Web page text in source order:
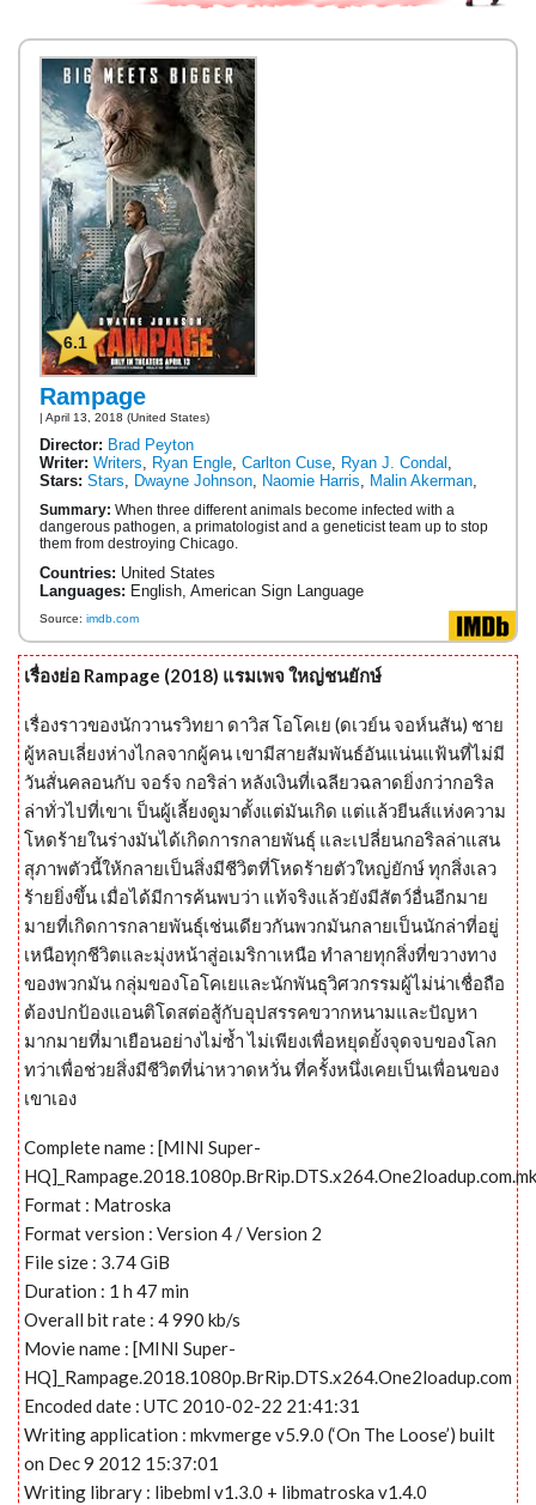
6.1
Rampage
| April 13, 2018 (United States)
Director: Brad Peyton
Writer: Writers Ryan Engle Carlton Cuse Ryan J. Condal
Stars: Stars Dwayne Johnson Naomie Harris Malin Akerman
Summary: When three different animals become infected with a
dangerous pathogen, a primatologist and a geneticist team up to stop
them from destroying Chicago.
Countries: United States
Languages: English, American Sign Language
Source: imdb.com
เรื่องย่อ Rampage (2018) แรมเพจ ใหญ่ชนยักษ์
เรื่องราวของนักวานรวิทยา ดาวิส โอโคเย (ดเวย์น จอห์นสัน) ชาย
ผู้หลบเลี่ยงห่างไกลจากผู้คน เขามีสายสัมพันธ์อันแน่นแฟ้นที่ไม่มี
วันสั่นคลอนกับ จอร์จ กอริล่า หลังเงินที่เฉลียวฉลาดยิ่งกว่ากอริล
ล่าทั่วไปที่เขาเ ป็นผู้เลี้ยงดูมาตั้งแต่มันเกิด แต่แล้วยีนส์แห่งความ
โหดร้ายในร่างมันได้เกิดการกลายพันธุ์ และเปลี่ยนกอริลล่าแสน
สุภาพตัวนี้ให้กลายเป็นสิ่งมีชีวิตที่โหดร้ายตัวใหญ่ยักษ์ ทุกสิ่งเลว
ร้ายยิ่งขึ้น เมื่อได้มีการค้นพบว่า แท้จริงแล้วยังมีสัตว์อื่นอีกมาย
มายที่เกิดการกลายพันธุ์เช่นเดียวกันพวกมันกลายเป็นนักล่าที่อยู่
เหนือทุกชีวิตและมุ่งหน้าสู่อเมริกาเหนือ ทำลายทุกสิ่งที่ขวางทาง
ของพวกมัน กลุ่มของโอโคเยและนักพันธุวิศวกรรมผู้ไม่น่าเชื่อถือ
ต้องปกป้องแอนติโดสต่อสู้กับอุปสรรคขวากหนามและปัญหา
มากมายที่มาเยือนอย่างไม่ซ้ำ ไม่เพียงเพื่อหยุดยั้งจุดจบของโลก
ทว่าเพื่อช่วยสิ่งมีชีวิตที่น่าหวาดหวั่น ที่ครั้งหนึ่งเคยเป็นเพื่อนของ
เขาเอง
Complete name : [MINI Super-
Format : Matroska
Format version : Version 4 / Version 2
File size : 3.74 GiB
Duration : 1 h 47 min
Overall bit rate : 4 990 kb/s
Movie name : [MINI Super-
HQ]_Rampage.2018.1080p.BrRip.DTS.x264.One2loadup.com
Encoded date : UTC 2010-02-22 21:41:31
Writing application : mkvmerge v5.9.0 (‘On The Loose’) built
on Dec 9 2012 15:37:01
Writing library : libebml v1.3.0 + libmatroska v1.4.0